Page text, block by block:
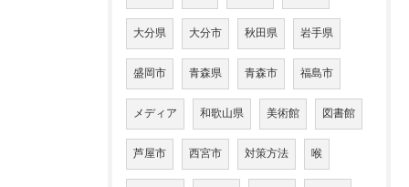
大分県 大分市 秋田県 岩手県
盛岡市 青森県 青森市 福島市
メディア 和歌山県 美術館 図書館
芦屋市 西宮市 対策方法 喉